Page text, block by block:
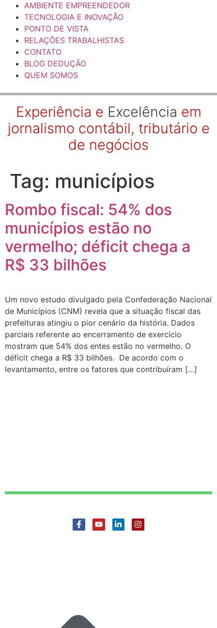
AMBIENTE EMPREENDEDOR
TECNOLOGIA E INOVAÇÃO
PONTO DE VISTA
RELAÇÕES TRABALHISTAS
CONTATO
BLOG DEDUÇÃO
QUEM SOMOS
Experiência e Excelência em
jornalismo contábil, tributário e
de negócios
Tag: municípios
Rombo fiscal: 54% dos
municípios estão no
vermelho; déficit chega a
R$ 33 bilhões
Um novo estudo divulgado pela Confederação Nacional
de Municípios (CNM) revela que a situação fiscal das
prefeituras atingiu o pior cenário da história. Dados
parciais referente ao encerramento de exercício
mostram que 54% dos entes estão no vermelho. O
déficit chega a R$ 33 bilhões. De acordo com o
levantamento, entre os fatores que contribuíram […]